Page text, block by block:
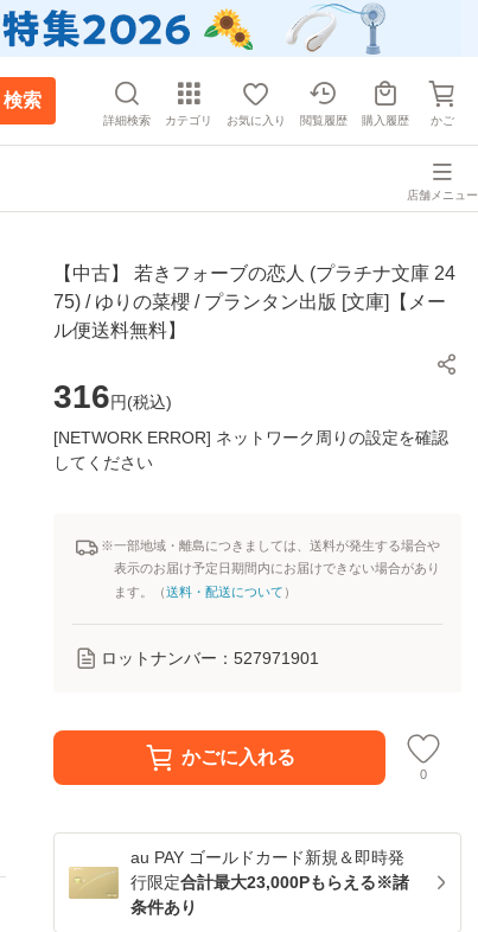
検索
詳細検索 カテゴリ お気に入り 閲覧履歴 購入履歴 かご
店舗メニュー
【中古】 若きフォーブの恋人 (プラチナ文庫 24
75) / ゆりの菜櫻 / プランタン出版 [文庫]【メー
ル便送料無料】
316円(税込)
[NETWORK ERROR] ネットワーク周りの設定を確認
してください
※一部地域・離島につきましては、送料が発生する場合や
表示のお届け予定日期間内にお届けできない場合があり
ます。（送料・配送について ）
ロットナンバー： 527971901
かごに入れる
0
au PAY ゴールドカード新規＆即時発
行限定合計最大23,000Pもらえる※諸
条件あり